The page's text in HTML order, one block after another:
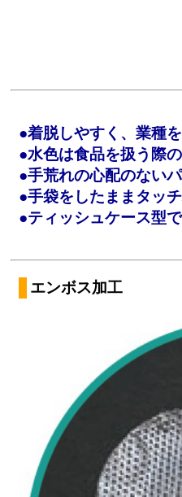
●着脱しやすく、業種
●水色は食品を扱う際
●手荒れの心配のない
●手袋をしたままタッ
●ティッシュケース型
エンボス加工